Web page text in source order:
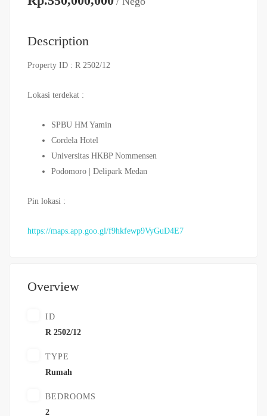
Description
Property ID : R 2502/12
Lokasi terdekat :
SPBU HM Yamin
Cordela Hotel
Universitas HKBP Nommensen
Podomoro | Delipark Medan
Pin lokasi :
https://maps.app.goo.gl/f9hkfewp9VyGuD4E7
Overview
ID
R 2502/12
TYPE
Rumah
BEDROOMS
2